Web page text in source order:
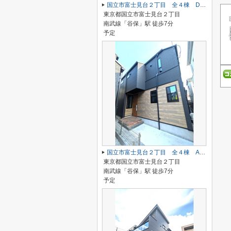
国立市富士見台２丁目 全４棟 D号棟 仲介手数料無料♪
東京都国立市富士見台２丁目
南武線「谷保」駅 徒歩7分
予定
国立市富士見台２丁目 全４棟 A号棟 仲介手数料無料♪
東京都国立市富士見台２丁目
南武線「谷保」駅 徒歩7分
予定